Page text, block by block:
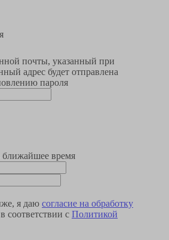
почты, указанный при
адрес будет отправлена
пароля
время
я даю согласие на обработку
в соответствии с Политикой